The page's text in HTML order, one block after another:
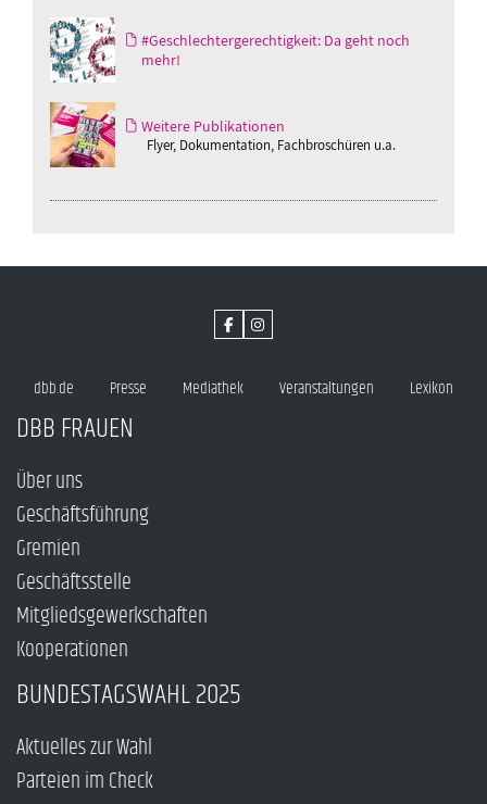
#Geschlechtergerechtigkeit: Da geht noch
mehr!
Weitere Publikationen
Flyer, Dokumentation, Fachbroschüren u.a.
dbb.de Presse Mediathek Veranstaltungen Lexikon
DBB FRAUEN
Über uns
Geschäftsführung
Gremien
Geschäftsstelle
Mitgliedsgewerkschaften
Kooperationen
BUNDESTAGSWAHL 2025
Aktuelles zur Wahl
Parteien im Check